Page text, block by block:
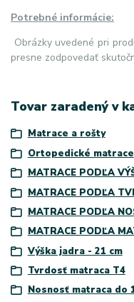
Potrebné informácie:
Obrázky uvedené pri
presne zodpovedať
Tovar zaradený v
Matrace a rošty
Ortopedické matrace
MATRACE PODĽA
MATRACE PODĽA
MATRACE PODĽA
MATRACE PODĽA
Výška jadra - 21 cm
Tvrdosť matraca T4
Nosnosť matraca do